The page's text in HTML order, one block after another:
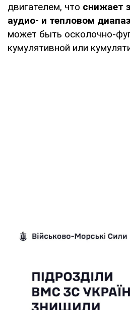
двигателем, что снижает
аудио- и тепловом
может быть осколочно-
кумулятивной или